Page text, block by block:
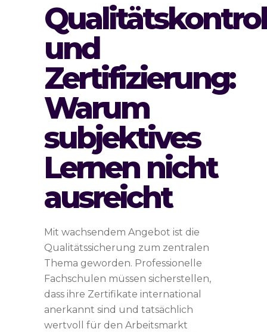
und
Zertifizierung:
Warum
subjektives
Lernen nicht
ausreicht
Mit wachsendem Angebot ist die
Qualitätssicherung zum zentralen
Thema geworden. Professionelle
Fachschulen müssen sicherstellen,
dass ihre Zertifikate international
anerkannt sind und tatsächlich
wertvoll für den Arbeitsmarkt